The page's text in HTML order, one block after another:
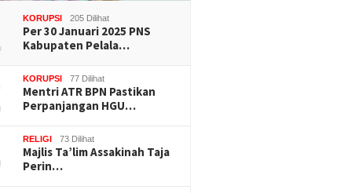
KORUPSI 205 Dilihat
Per 30 Januari 2025 PNS
Kabupaten Pelala…
KORUPSI 77 Dilihat
Mentri ATR BPN Pastikan
Perpanjangan HGU…
RELIGI 73 Dilihat
Majlis Ta’lim Assakinah Taja
Perin…